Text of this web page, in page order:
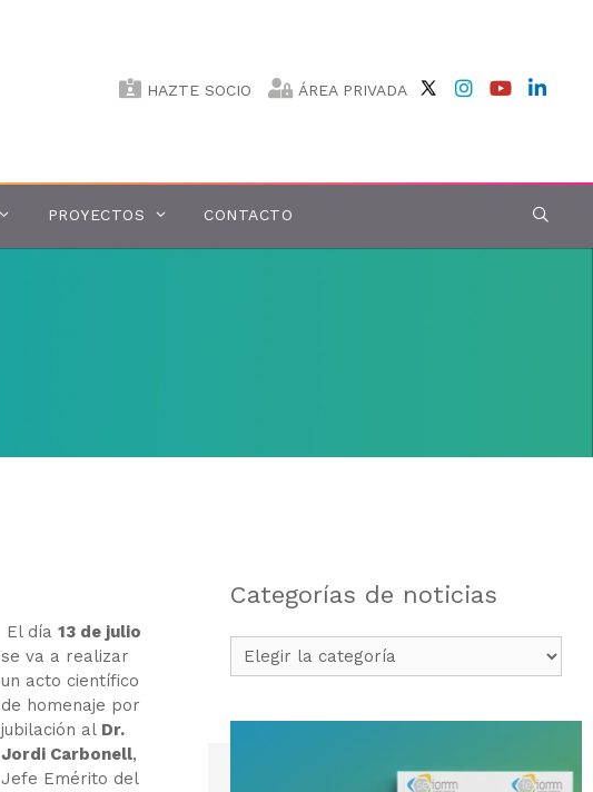
HAZTE SOCIO ÁREA PRIVADA
PROYECTOS CONTACTO
El día 13 de julio
se va a realizar
un acto científico
de homenaje por
jubilación al Dr.
Jordi Carbonell,
Jefe Emérito del
Categorías de noticias
Categorías
de